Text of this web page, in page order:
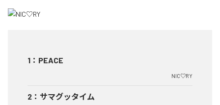
1 ： PEACE
NIC♡RY
2 ： サマグッタイム